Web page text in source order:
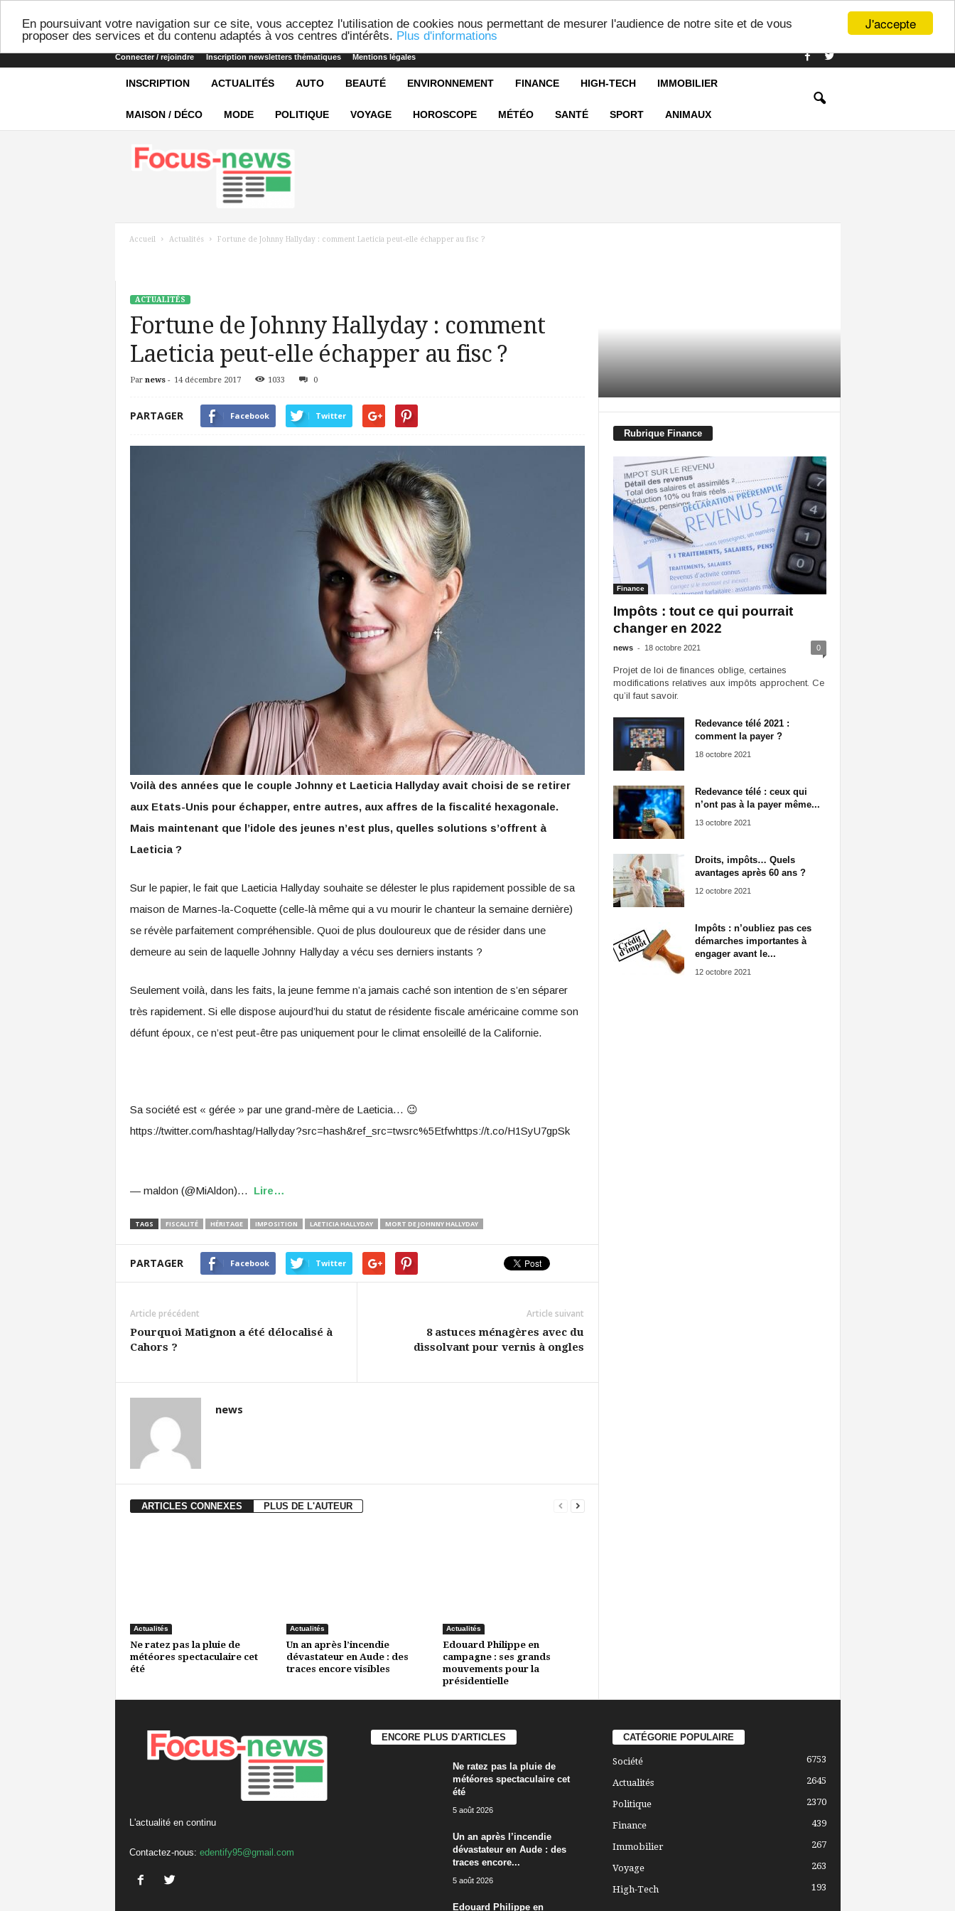
J'accepte
En poursuivant votre navigation sur ce site, vous acceptez l'utilisation de cookies nous permettant de mesurer l'audience de notre site et de vous
proposer des services et du contenu adaptés à vos centres d'intérêts. Plus d'informations
Connecter / rejoindre Inscription newsletters thématiques Mentions légales
INSCRIPTION ACTUALITÉS AUTO BEAUTÉ ENVIRONNEMENT FINANCE HIGH-TECH IMMOBILIER
MAISON / DÉCO MODE POLITIQUE VOYAGE HOROSCOPE MÉTÉO SANTÉ SPORT ANIMAUX
Accueil Actualités Fortune de Johnny Hallyday : comment Laeticia peut-elle échapper au fisc ?
ACTUALITÉS
Fortune de Johnny Hallyday : comment
Laeticia peut-elle échapper au fisc ?
Par news- 14 décembre 2017 1033 0
PARTAGER Facebook Twitter
Voilà des années que le couple Johnny et Laeticia Hallyday avait choisi de se retirer
aux Etats-Unis pour échapper, entre autres, aux affres de la fiscalité hexagonale.
Mais maintenant que l’idole des jeunes n’est plus, quelles solutions s’offrent à
Laeticia ?
Sur le papier, le fait que Laeticia Hallyday souhaite se délester le plus rapidement possible de sa
maison de Marnes-la-Coquette (celle-là même qui a vu mourir le chanteur la semaine dernière)
se révèle parfaitement compréhensible. Quoi de plus douloureux que de résider dans une
demeure au sein de laquelle Johnny Hallyday a vécu ses derniers instants ?
Seulement voilà, dans les faits, la jeune femme n’a jamais caché son intention de s’en séparer
très rapidement. Si elle dispose aujourd’hui du statut de résidente fiscale américaine comme son
défunt époux, ce n’est peut-être pas uniquement pour le climat ensoleillé de la Californie.
Sa société est « gérée » par une grand-mère de Laeticia… 😉
https://twitter.com/hashtag/Hallyday?src=hash&ref_src=twsrc%5Etfwhttps://t.co/H1SyU7gpSk
— maldon (@MiAldon)… Lire…
TAGS FISCALITÉ HÉRITAGE IMPOSITION LAETICIA HALLYDAY MORT DE JOHNNY HALLYDAY
PARTAGER Facebook Twitter
Article précédent
Pourquoi Matignon a été délocalisé à
Cahors ?
Article suivant
8 astuces ménagères avec du
dissolvant pour vernis à ongles
news
ARTICLES CONNEXES PLUS DE L'AUTEUR
Actualités
Ne ratez pas la pluie de
météores spectaculaire cet
été
Actualités
Un an après l’incendie
dévastateur en Aude : des
traces encore visibles
Actualités
Edouard Philippe en
campagne : ses grands
mouvements pour la
présidentielle
Rubrique Finance
Finance
Impôts : tout ce qui pourrait
changer en 2022
news - 18 octobre 2021 0
Projet de loi de finances oblige, certaines
modifications relatives aux impôts approchent. Ce
qu’il faut savoir.
Redevance télé 2021 :
comment la payer ?
18 octobre 2021
Redevance télé : ceux qui
n’ont pas à la payer même...
13 octobre 2021
Droits, impôts… Quels
avantages après 60 ans ?
12 octobre 2021
Impôts : n’oubliez pas ces
démarches importantes à
engager avant le...
12 octobre 2021
L'actualité en continu
Contactez-nous: edentify95@gmail.com
ENCORE PLUS D'ARTICLES
Ne ratez pas la pluie de
météores spectaculaire cet
été
5 août 2026
Un an après l’incendie
dévastateur en Aude : des
traces encore...
5 août 2026
Edouard Philippe en
CATÉGORIE POPULAIRE
Société 6753
Actualités 2645
Politique 2370
Finance 439
Immobilier 267
Voyage 263
High-Tech 193